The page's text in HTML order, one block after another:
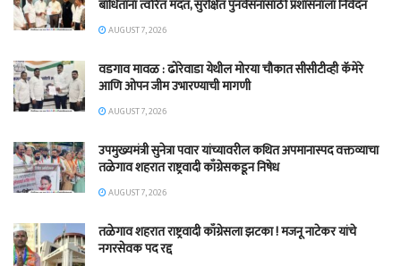
बाधितांना त्वरित मदत, सुरक्षित पुनर्वसनासाठी प्रशासनाला निवेदन
AUGUST 7, 2026
वडगाव मावळ : ढोरेवाडा येथील मोरया चौकात सीसीटीव्ही कॅमेरे
आणि ओपन जीम उभारण्याची मागणी
AUGUST 7, 2026
उपमुख्यमंत्री सुनेत्रा पवार यांच्यावरील कथित अपमानास्पद वक्तव्याचा
तळेगाव शहरात राष्ट्रवादी काँग्रेसकडून निषेध
AUGUST 7, 2026
तळेगाव शहरात राष्ट्रवादी काँग्रेसला झटका ! मजनू नाटेकर यांचे
नगरसेवक पद रद्द